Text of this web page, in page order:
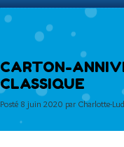
CARTON-
CLASSIQUE
Posté 8 juin 2020 par Charlotte-